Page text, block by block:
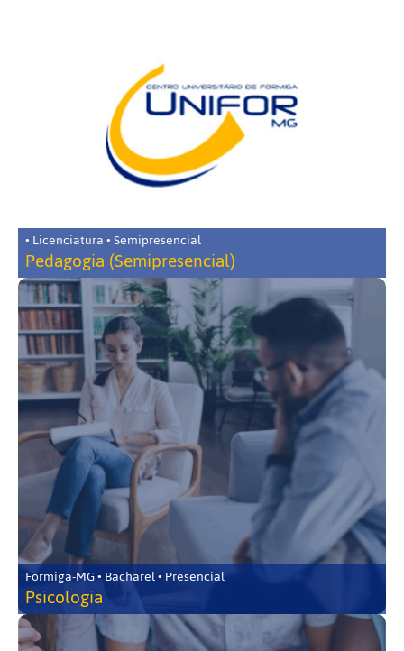
• Licenciatura • Semipresencial
Pedagogia (Semipresencial)
Formiga-MG • Bacharel • Presencial
Psicologia